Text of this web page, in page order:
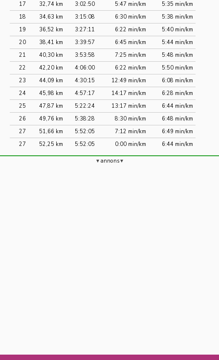
17
32,74 km 3:02:50 5:47 min/km
5:35 min/km
18
34,63 km 3:15:08 6:30 min/km
5:38 min/km
19
36,52 km 3:27:11 6:22 min/km
5:40 min/km
20
38,41 km 3:39:57 6:45 min/km
5:44 min/km
21
40,30 km 3:53:58 7:25 min/km
5:48 min/km
22
42,20 km 4:06:00 6:22 min/km
5:50 min/km
23
44,09 km 4:30:15 12:49 min/km
6:08 min/km
24
45,98 km 4:57:17 14:17 min/km
6:28 min/km
25
47,87 km 5:22:24 13:17 min/km
6:44 min/km
26
49,76 km 5:38:28 8:30 min/km
6:48 min/km
27
51,66 km 5:52:05 7:12 min/km
6:49 min/km
27
52,25 km 5:52:05 0:00 min/km 6:44 min/km
annons